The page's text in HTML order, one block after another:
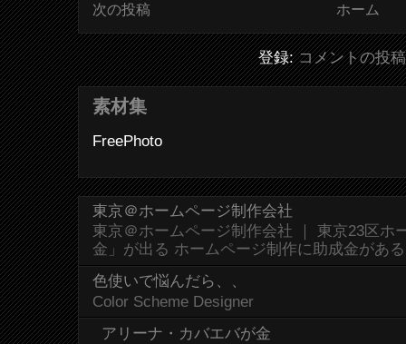
次の投稿 ホーム
登録:コメントの投
素材集
FreePhoto
東京＠ホームページ制作会社
東京＠ホームページ制作会社 ｜ 東京23区ホ
金」が出る ホームページ制作に助成金があ
色使いで悩んだら、、
Color Scheme Designer
アリーナ・カバエバが金